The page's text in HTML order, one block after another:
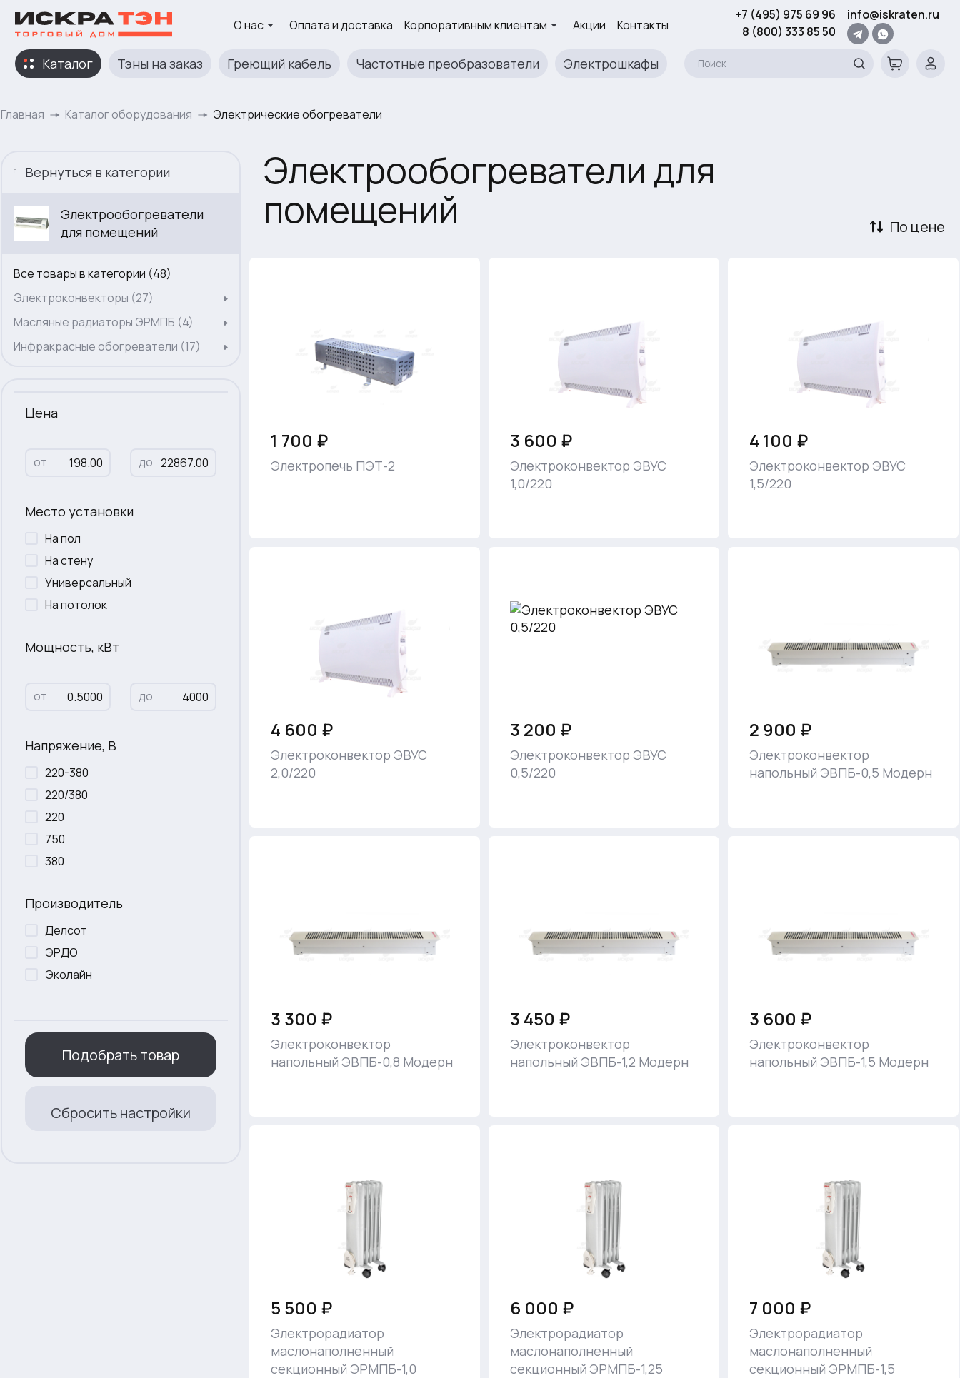
О нас Оплата и доставка Корпоративным клиентам Акции Контакты
+7 (495) 975 69 96
8 (800) 333 85 50
info@iskraten.ru
Каталог Тэны на заказ Греющий кабель Частотные преобразователи Электрошкафы
Главная Каталог оборудования Электрические обогреватели
Вернуться в категории
Электрообогреватели
для помещений
Все товары в категории (48)
Электроконвекторы (27)
Масляные радиаторы ЭРМПБ (4)
Инфракрасные обогреватели (17)
Цена
от до
Место установки
На пол
На стену
Универсальный
На потолок
Мощность, кВт
от до
Напряжение, В
220-380
220/380
220
750
380
Производитель
Делсот
ЭРДО
Эколайн
Подобрать товар
Сбросить настройки
Электрообогреватели для
помещений
По цене
1 700 ₽
Электропечь ПЭТ-2
3 600 ₽
Электроконвектор ЭВУС
1,0/220
4 100 ₽
Электроконвектор ЭВУС
1,5/220
4 600 ₽
Электроконвектор ЭВУС
2,0/220
3 200 ₽
Электроконвектор ЭВУС
0,5/220
2 900 ₽
Электроконвектор
напольный ЭВПБ-0,5 Модерн
3 300 ₽
Электроконвектор
напольный ЭВПБ-0,8 Модерн
3 450 ₽
Электроконвектор
напольный ЭВПБ-1,2 Модерн
3 600 ₽
Электроконвектор
напольный ЭВПБ-1,5 Модерн
5 500 ₽
Электрорадиатор
маслонаполненный
секционный ЭРМПБ-1,0
6 000 ₽
Электрорадиатор
маслонаполненный
секционный ЭРМПБ-1,25
7 000 ₽
Электрорадиатор
маслонаполненный
секционный ЭРМПБ-1,5